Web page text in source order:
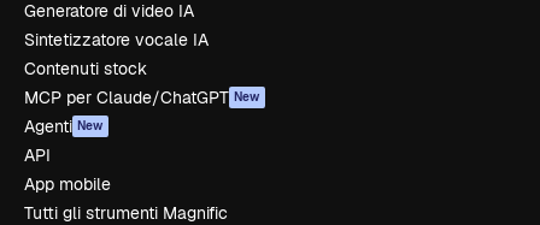
Generatore di video IA
Sintetizzatore vocale IA
Contenuti stock
MCP per Claude/ChatGPT New
Agenti New
API
App mobile
Tutti gli strumenti Magnific